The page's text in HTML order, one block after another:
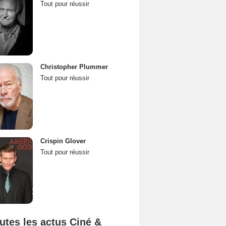
Tout pour réussir
Christopher Plummer
Tout pour réussir
Crispin Glover
Tout pour réussir
les actus Ciné &